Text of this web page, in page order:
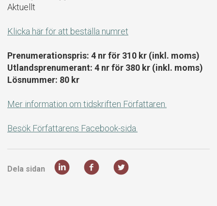
Aktuellt
Klicka här för att beställa numret
Prenumerationspris: 4 nr för 310 kr (inkl. moms)
Utlandsprenumerant: 4 nr för 380 kr (inkl. moms)
Lösnummer: 80 kr
Mer information om tidskriften Författaren.
Besök Författarens Facebook-sida.
Dela sidan